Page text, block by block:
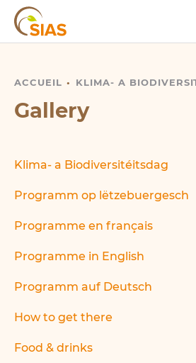
ACCUEIL KLIMA- A
RETROSPECTIVE
Gallery
Klima- a Biodiversitéitsdag
Programm op lëtzebuergesch
Programme en français
Programme in English
Programm auf Deutsch
How to get there
Food & drinks